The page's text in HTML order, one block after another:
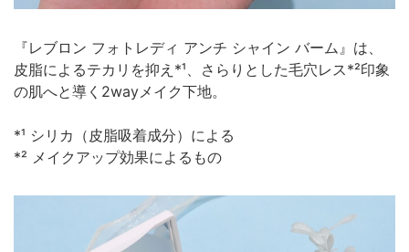
『レブロン フォトレディ アンチ シャイン バーム』は、
皮脂によるテカリを抑え*¹、さらりとした毛穴レス*²印象
の肌へと導く2wayメイク下地。
*¹ シリカ（皮脂吸着成分）による
*² メイクアップ効果によるもの